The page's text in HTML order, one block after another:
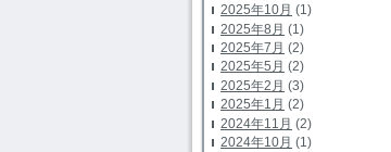
2025年10月 (1)
2025年8月 (1)
2025年7月 (2)
2025年5月 (2)
2025年2月 (3)
2025年1月 (2)
2024年11月 (2)
2024年10月 (1)